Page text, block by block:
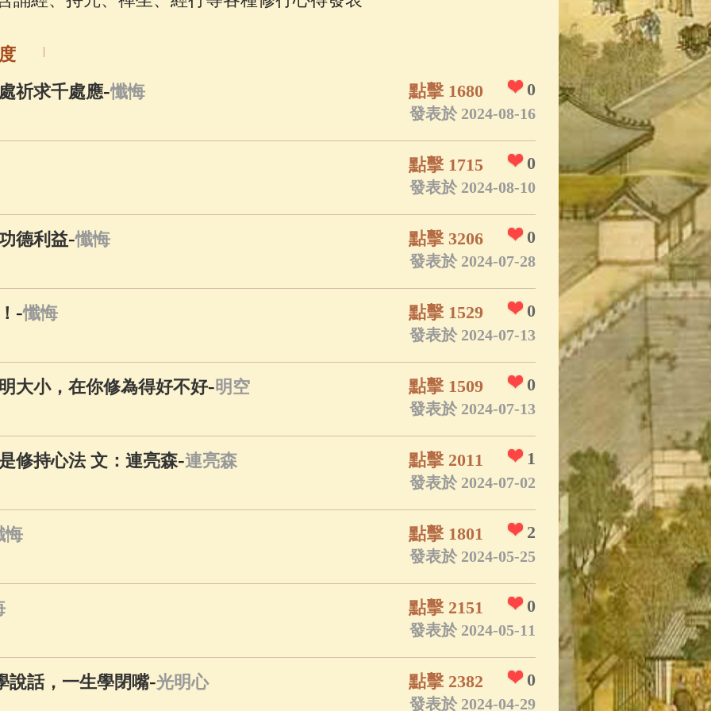
佛說療痔(腫瘤)病經 (27) 助念機 App (3)
祈求千處應-懺悔 0
點擊 1680
發表於 2024-08-16
0
點擊 1715
發表於 2024-08-10
德利益-懺悔 0
點擊 3206
發表於 2024-07-28
-懺悔 0
點擊 1529
發表於 2024-07-13
大小，在你修為得好不好-明空 0
點擊 1509
發表於 2024-07-13
修持心法 文：連亮森-連亮森 1
點擊 2011
發表於 2024-07-02
悔 2
點擊 1801
發表於 2024-05-25
0
點擊 2151
發表於 2024-05-11
說話，一生學閉嘴-光明心 0
點擊 2382
發表於 2024-04-29